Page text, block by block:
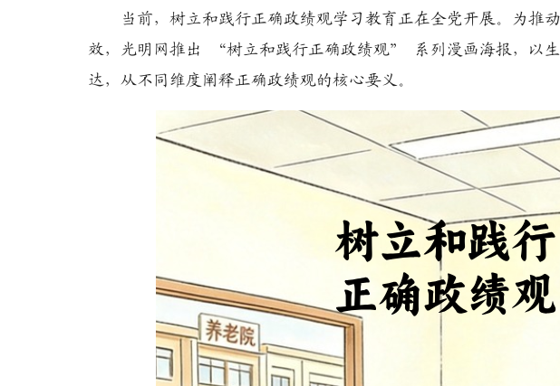
当前，树立和践行正确政绩观学习教育正在全党开展。为推
效，光明网推出 “树立和践行正确政绩观” 系列漫画海报，以
达，从不同维度阐释正确政绩观的核心要义。